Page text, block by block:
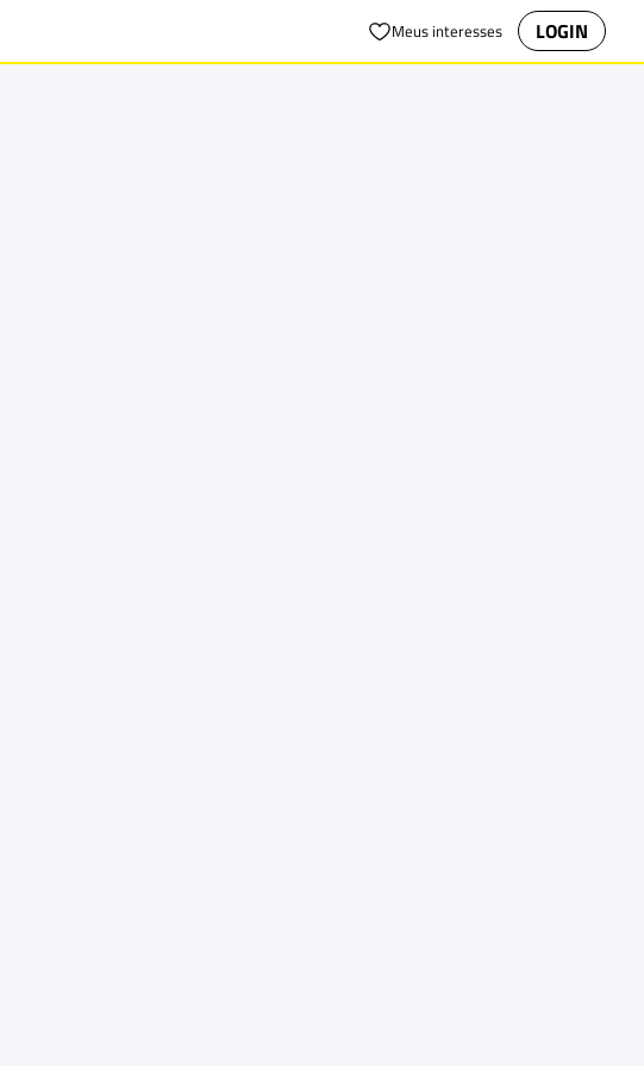
Meus interesses LOGIN